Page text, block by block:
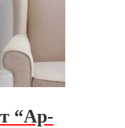
“Ар-